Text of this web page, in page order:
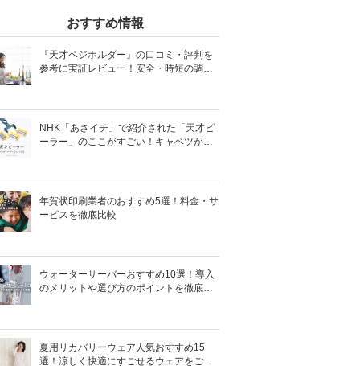
おすすめ情報
『天才ベジホルダー』の口コミ・評判を
参考に実証レビュー！安全・時短の調理
NHK「あさイチ」で紹介された「天才ピ
ーラー」のここがすごい！キャベツがほ
年賀状印刷業者のおすすめ5選！料金・サ
ービスを徹底比較
ウォーターサーバーおすすめ10選！導入
のメリットや選び方のポイントを徹底解
夏用リカバリーウェア人気おすすめ15
選！涼しく快適にすごせるウェアをご紹